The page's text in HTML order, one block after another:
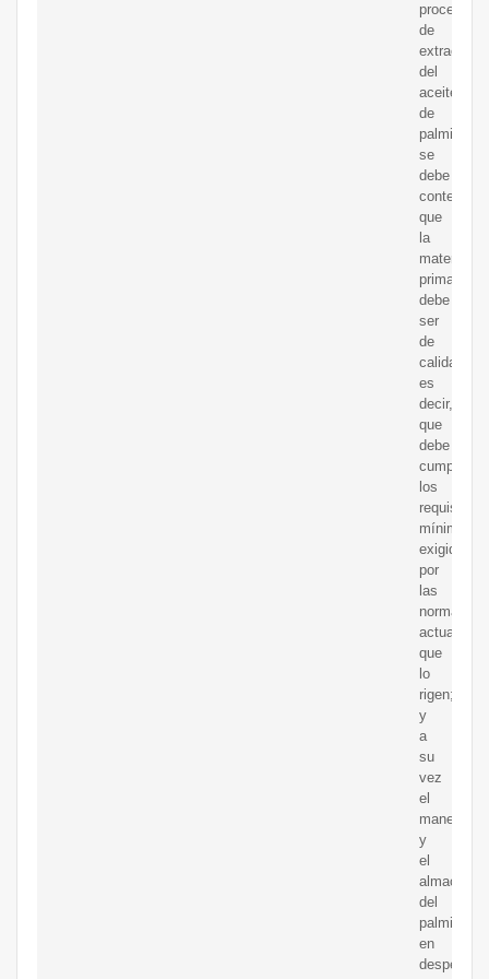
proceso
de
extracción
del
aceite
de
palmiste
se
debe
contemplar
que
la
materia
prima
debe
ser
de
calidad,
es
decir,
que
debe
cumplir
los
requisitos
mínimos
exigidos
por
las
normas
que
lo
rigen;
y
a
su
vez
el
manejo
y
el
del
palmiste
en
despensa